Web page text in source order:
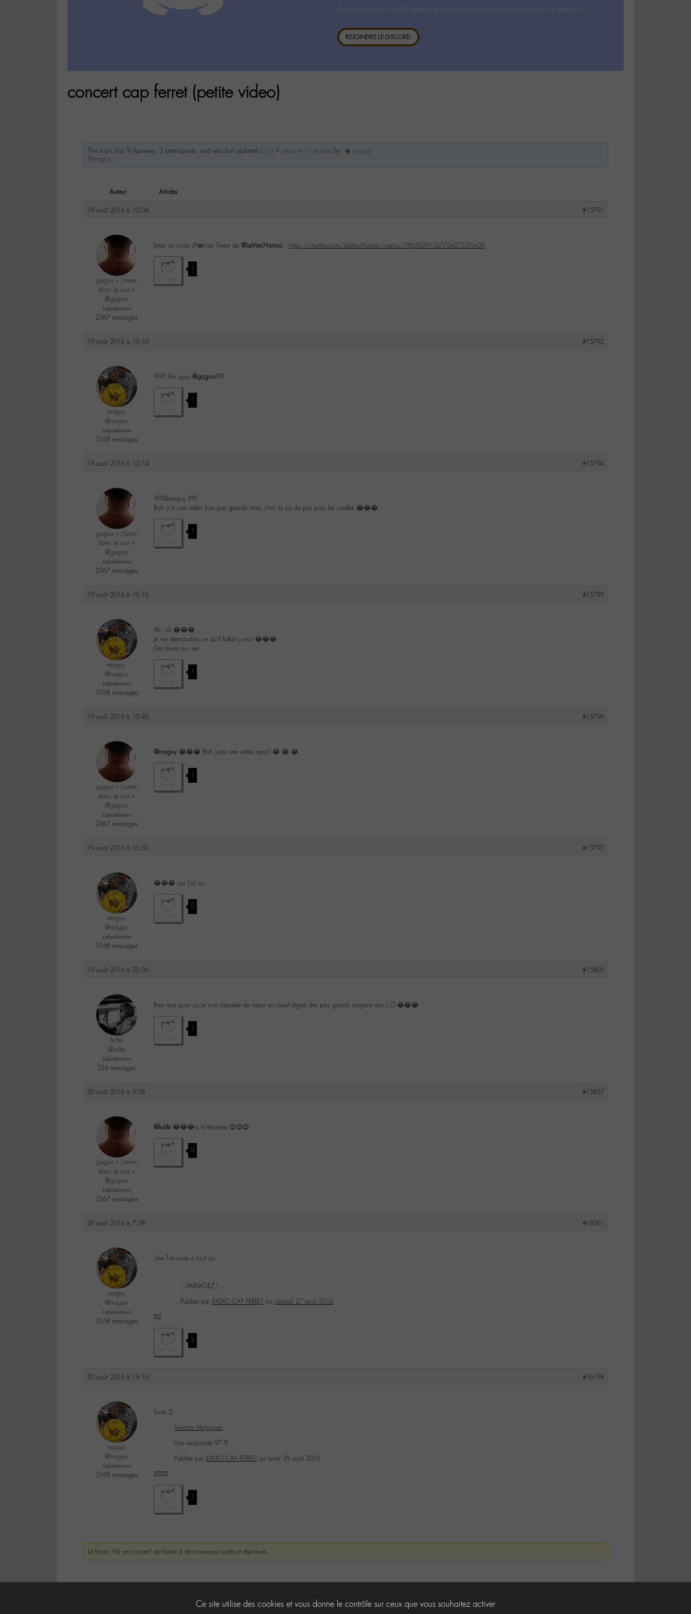
Tous les sujets du For-M- restent néanmoins disponibles à la consultation ci-dessous.
REJOINDRE LE DISCORD
concert cap ferret (petite video)
This topic has 9 réponses, 3 participants, and was last updated il y a 9 years et 11 months by
maguy
@maguy.
Auteur Articles
19 août 2016 à 10:04 #15791
gagoo « j’aime
donc je suis »
@gagoo
Labohémien
2367 messages
Jetez un coup d’œil au Tweet de @LeMecHamac : https://twitter.com/LeMecHamac/status/766392915677642752?s=09
1
19 août 2016 à 10:10 #15792
maguy
@maguy
Labohémien
3168 messages
???? Bin quoi @gagoo???
1
19 août 2016 à 10:14 #15794
gagoo « j’aime
donc je suis »
@gagoo
Labohémien
2367 messages
???@maguy ???
Bah y a une vidéo bon pas grande mais c’est tjs ça de pris pour les oreilles 😂😂😂
1
19 août 2016 à 10:16 #15795
maguy
@maguy
Labohémien
3168 messages
Ah, ok 😂😂😂
Je me demandais ce qu’il fallait y voir 😂😂😂
Des bises mo ser
1
19 août 2016 à 10:45 #15796
gagoo « j’aime
donc je suis »
@gagoo
Labohémien
2367 messages
@maguy 😂😂😂 Bah juste une vidéo quoi! 😂 😂 😂
1
19 août 2016 à 10:50 #15797
maguy
@maguy
Labohémien
3168 messages
😂😂😂 oui j’ai vu.
0
19 août 2016 à 20:36 #15805
lu6le
@lu6le
Labohémien
324 messages
Rien que pour ça je suis capable de taper un crawl digne des plus grands nageurs des J.O 😂😂😂
1
20 août 2016 à 0:08 #15827
gagoo « j’aime
donc je suis »
@gagoo
Labohémien
2367 messages
@lu6le 😂😂😂tu m’étonnes 😉😉😉
0
29 août 2016 à 7:28 #16061
maguy
@maguy
Labohémien
3168 messages
Une Tite suite à tout ça
…PARTAGEZ !…
Publiée par RADIO CAP FERRET sur samedi 27 août 2016
✌🏼️
2
30 août 2016 à 18:16 #16198
maguy
@maguy
Labohémien
3168 messages
Suite 2
Instants Magiques
Une exclusivité 97.9
Publiée par RADIO CAP FERRET sur lundi 29 août 2016
👌🏼✌🏼️
1
Le forum ‘-M- en concert’ est fermé à de nouveaux sujets et réponses.
Ce site utilise des cookies et vous donne le contrôle sur ceux que vous souhaitez activer